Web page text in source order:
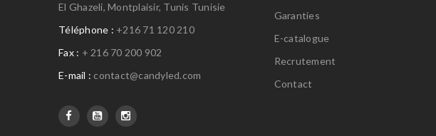
El Ghazeli, Montplaisir, Tunis Tunisie
Téléphone : +216 71 120 210
Fax : + 216 70 200 902
E-mail : contact@candyled.com
Garanties
E-catalogue
Recrutement
Contact